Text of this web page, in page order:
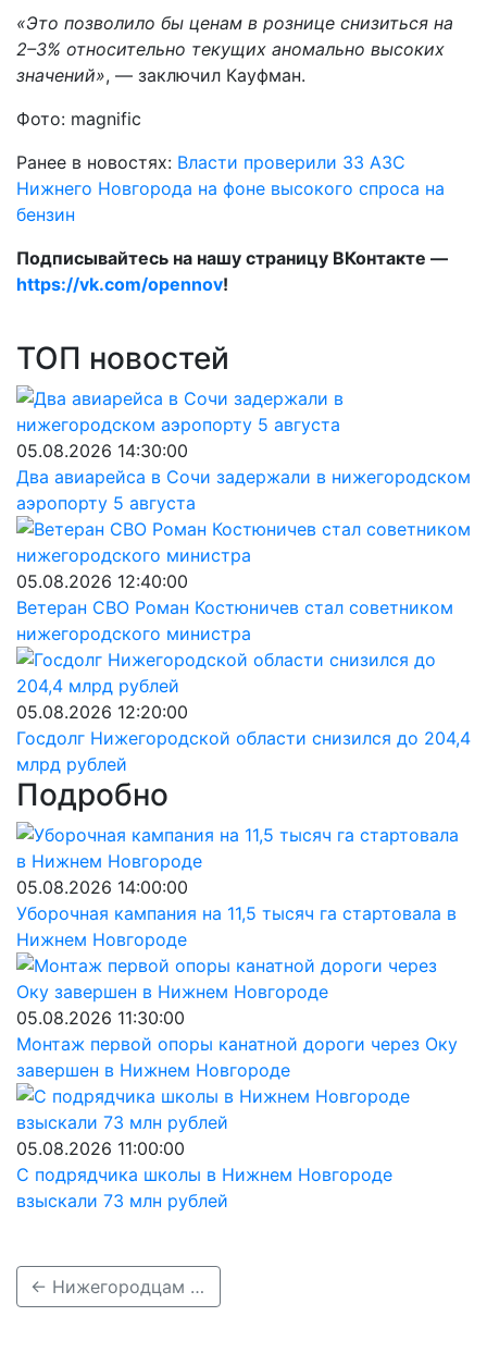
«Это позволило бы ценам в рознице снизиться на
2–3% относительно текущих аномально высоких
значений», — заключил Кауфман.
Фото: magnific
Ранее в новостях: Власти проверили 33 АЗС
Нижнего Новгорода на фоне высокого спроса на
бензин
Подписывайтесь на нашу страницу ВКонтакте —
https://vk.com/opennov!
ТОП новостей
05.08.2026 14:30:00
Два авиарейса в Сочи задержали в нижегородском
аэропорту 5 августа
05.08.2026 12:40:00
Ветеран СВО Роман Костюничев стал советником
нижегородского министра
05.08.2026 12:20:00
Госдолг Нижегородской области снизился до 204,4
млрд рублей
Подробно
05.08.2026 14:00:00
Уборочная кампания на 11,5 тысяч га стартовала в
Нижнем Новгороде
05.08.2026 11:30:00
Монтаж первой опоры канатной дороги через Оку
завершен в Нижнем Новгороде
05.08.2026 11:00:00
С подрядчика школы в Нижнем Новгороде
взыскали 73 млн рублей
← Нижегородцам объяснили, почему бензин может подорожать сильнее инфляции